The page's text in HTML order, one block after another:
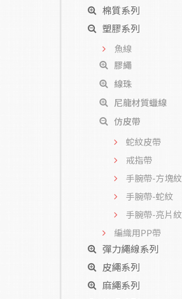
棉質系列
塑膠系列
魚線
膠繩
線珠
尼龍材質蠟線
仿皮帶
蛇紋皮帶
戒指帶
手腕帶-方塊紋
手腕帶-蛇紋
手腕帶-亮片紋
編織用PP帶
彈力繩線系列
皮繩系列
麻繩系列